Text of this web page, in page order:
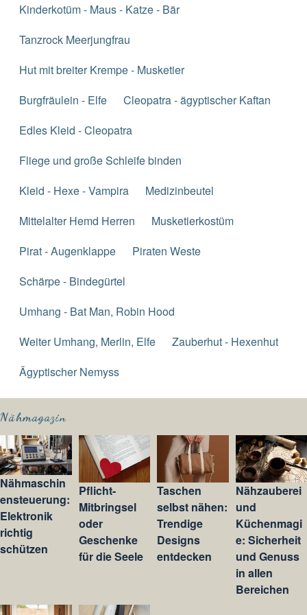
Kinderkotüm - Maus - Katze - Bär
Tanzrock Meerjungfrau
Hut mit breiter Krempe - Musketier
Burgfräulein - Elfe
Cleopatra - ägyptischer Kaftan
Edles Kleid - Cleopatra
Fliege und große Schleife binden
Kleid - Hexe - Vampira
Medizinbeutel
Mittelalter Hemd Herren
Musketierkostüm
Pirat - Augenklappe
Piraten Weste
Schärpe - Bindegürtel
Umhang - Bat Man, Robin Hood
Weiter Umhang, Merlin, Elfe
Zauberhut - Hexenhut
Ägyptischer Nemyss
Nähmagazin
Nähmaschin
ensteuerung:
Elektronik
richtig
schützen
Pflicht-
Mitbringsel
oder
Geschenke
für die Seele
Taschen
selbst nähen:
Trendige
Designs
entdecken
Nähzauberei
und
Küchenmagi
e: Sicherheit
und Genuss
in allen
Bereichen